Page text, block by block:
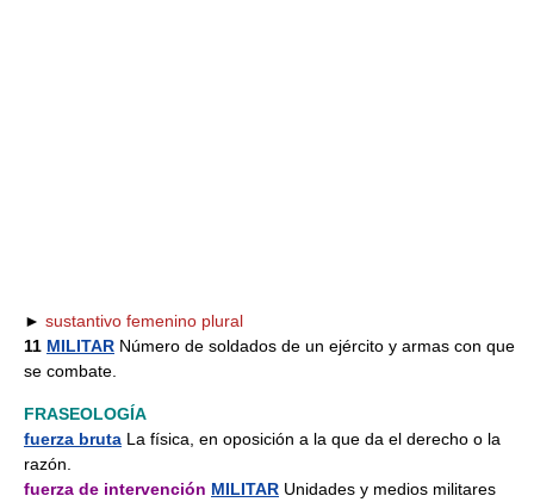
► sustantivo femenino plural
11 MILITAR Número de soldados de un ejército y armas con que
se combate.
FRASEOLOGÍA
fuerza bruta La física, en oposición a la que da el derecho o la
razón.
fuerza de intervención MILITAR Unidades y medios militares